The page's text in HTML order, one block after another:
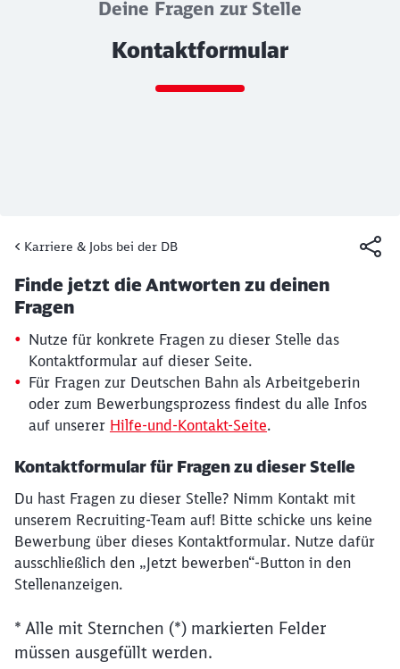
Deine Fragen zur Stelle
Kontaktformular
Ende des Sliders
Karriere & Jobs bei der DB
19. März 2026, 15:13 Uhr
Artikel:
Kontaktformular
Finde jetzt die Antworten zu deinen
Fragen
Nutze für konkrete Fragen zu dieser Stelle das
Kontaktformular auf dieser Seite.
Für Fragen zur Deutschen Bahn als Arbeitgeberin
oder zum Bewerbungsprozess findest du alle Infos
auf unserer Hilfe-und-Kontakt-Seite.
Kontaktformular für Fragen zu dieser Stelle
Du hast Fragen zu dieser Stelle? Nimm Kontakt mit
unserem Recruiting-Team auf! Bitte schicke uns keine
Bewerbung über dieses Kontaktformular. Nutze dafür
ausschließlich den „Jetzt bewerben“-Button in den
Stellenanzeigen.
* Alle mit Sternchen (*) markierten Felder
müssen ausgefüllt werden.